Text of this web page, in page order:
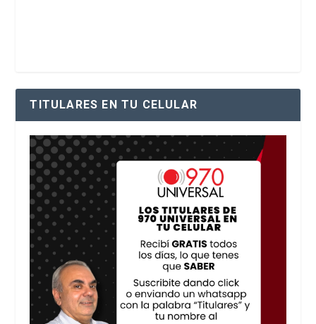
TITULARES EN TU CELULAR